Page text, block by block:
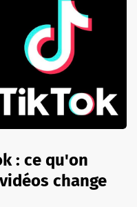
: ce qu'on
change